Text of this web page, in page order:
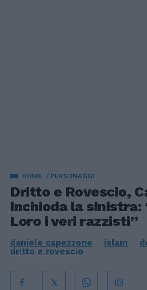
HOME PERSONAGGI
Dritto e Rovescio,
inchioda la sinistra:
Loro i veri razzisti”
daniele capezzone islam
dritto e rovescio